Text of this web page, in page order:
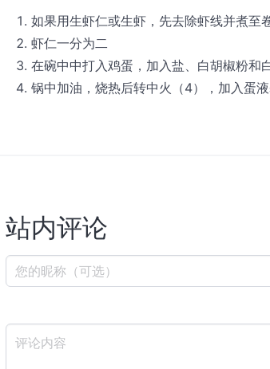
如果用生虾仁或生虾，先去除虾线并煮至
虾仁一分为二
在碗中中打入鸡蛋，加入盐、白胡椒粉和
锅中加油，烧热后转中火（4），加入蛋
站内评论